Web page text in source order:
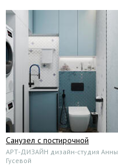
Санузел с постирочной
АРТ-ДИЗАЙН дизайн-студия Анны
Гусевой